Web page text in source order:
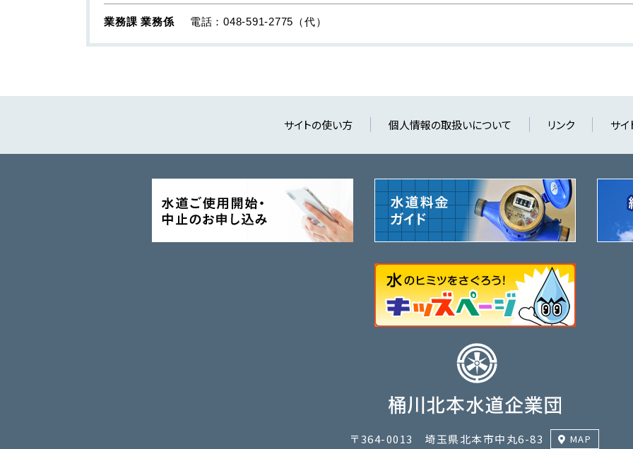
業務課 業務係 電話：048-591-2775（代）
サイトの使い方 個人情報の取扱いについて リンク サイ
〒364-0013 埼玉県北本市中丸6-83 MAP